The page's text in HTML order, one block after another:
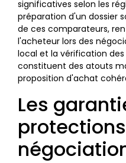
significatives selon les
préparation d'un dossier
de ces comparateurs,
l'acheteur lors des
local et la vérification
constituent des atouts
proposition d'achat
Les